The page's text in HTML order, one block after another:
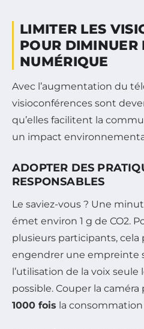
LIMITER LES
POUR DIMINUER
NUMÉRIQUE
Avec l’augmentation du
visioconférences sont
qu’elles facilitent la
un impact
ADOPTER DES
RESPONSABLES
Le saviez-vous ? Une
émet environ 1 g de CO2.
plusieurs participants,
engendrer une empreinte
l’utilisation de la voix seule
possible. Couper la
1000 fois la